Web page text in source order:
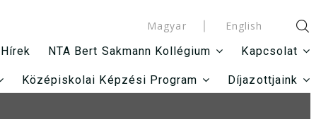
Magyar
English
Hírek NTA Bert Sakmann Kollégium Kapcsolat
Középiskolai Képzési Program Díjazottjaink